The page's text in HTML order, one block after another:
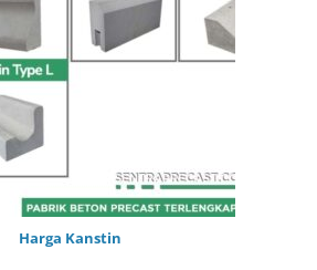
Harga Kanstin